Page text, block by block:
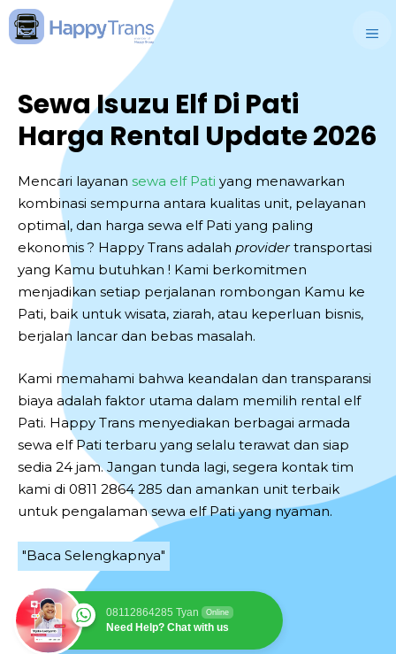
Skip
to
Sewa Isuzu Elf Di Pati
Harga Rental Update 2026
Mencari layanan sewa elf Pati yang menawarkan
kombinasi sempurna antara kualitas unit, pelayanan
optimal, dan harga sewa elf Pati yang paling
ekonomis ? Happy Trans adalah providertransportasi
yang Kamu butuhkan ! Kami berkomitmen
menjadikan setiap perjalanan rombongan Kamu ke
Pati, baik untuk wisata, ziarah, atau keperluan bisnis,
berjalan lancar dan bebas masalah.
Kami memahami bahwa keandalan dan transparansi
biaya adalah faktor utama dalam memilih rental elf
Pati. Happy Trans menyediakan berbagai armada
sewa elf Pati terbaru yang selalu terawat dan siap
sedia 24 jam. Jangan tunda lagi, segera kontak tim
kami di 0811 2864 285 dan amankan unit terbaik
untuk pengalaman sewa elf Pati yang nyaman.
"Baca Selengkapnya"
08112864285 Tyan Online
Need Help? Chat with us